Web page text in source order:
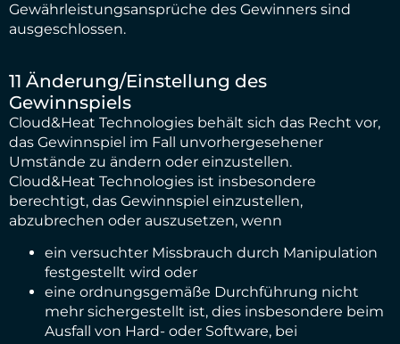
Gewährleistungsansprüche des Gewinners sind
ausgeschlossen.
11 Änderung/Einstellung des
Gewinnspiels
Cloud&Heat Technologies behält sich das Recht vor,
das Gewinnspiel im Fall unvorhergesehener
Umstände zu ändern oder einzustellen.
Cloud&Heat Technologies ist insbesondere
berechtigt, das Gewinnspiel einzustellen,
abzubrechen oder auszusetzen, wenn
ein versuchter Missbrauch durch Manipulation
festgestellt wird oder
eine ordnungsgemäße Durchführung nicht
mehr sichergestellt ist, dies insbesondere beim
Ausfall von Hard- oder Software, bei